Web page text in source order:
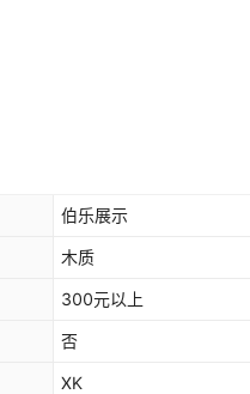
伯乐展示
木质
300元以上
否
XK